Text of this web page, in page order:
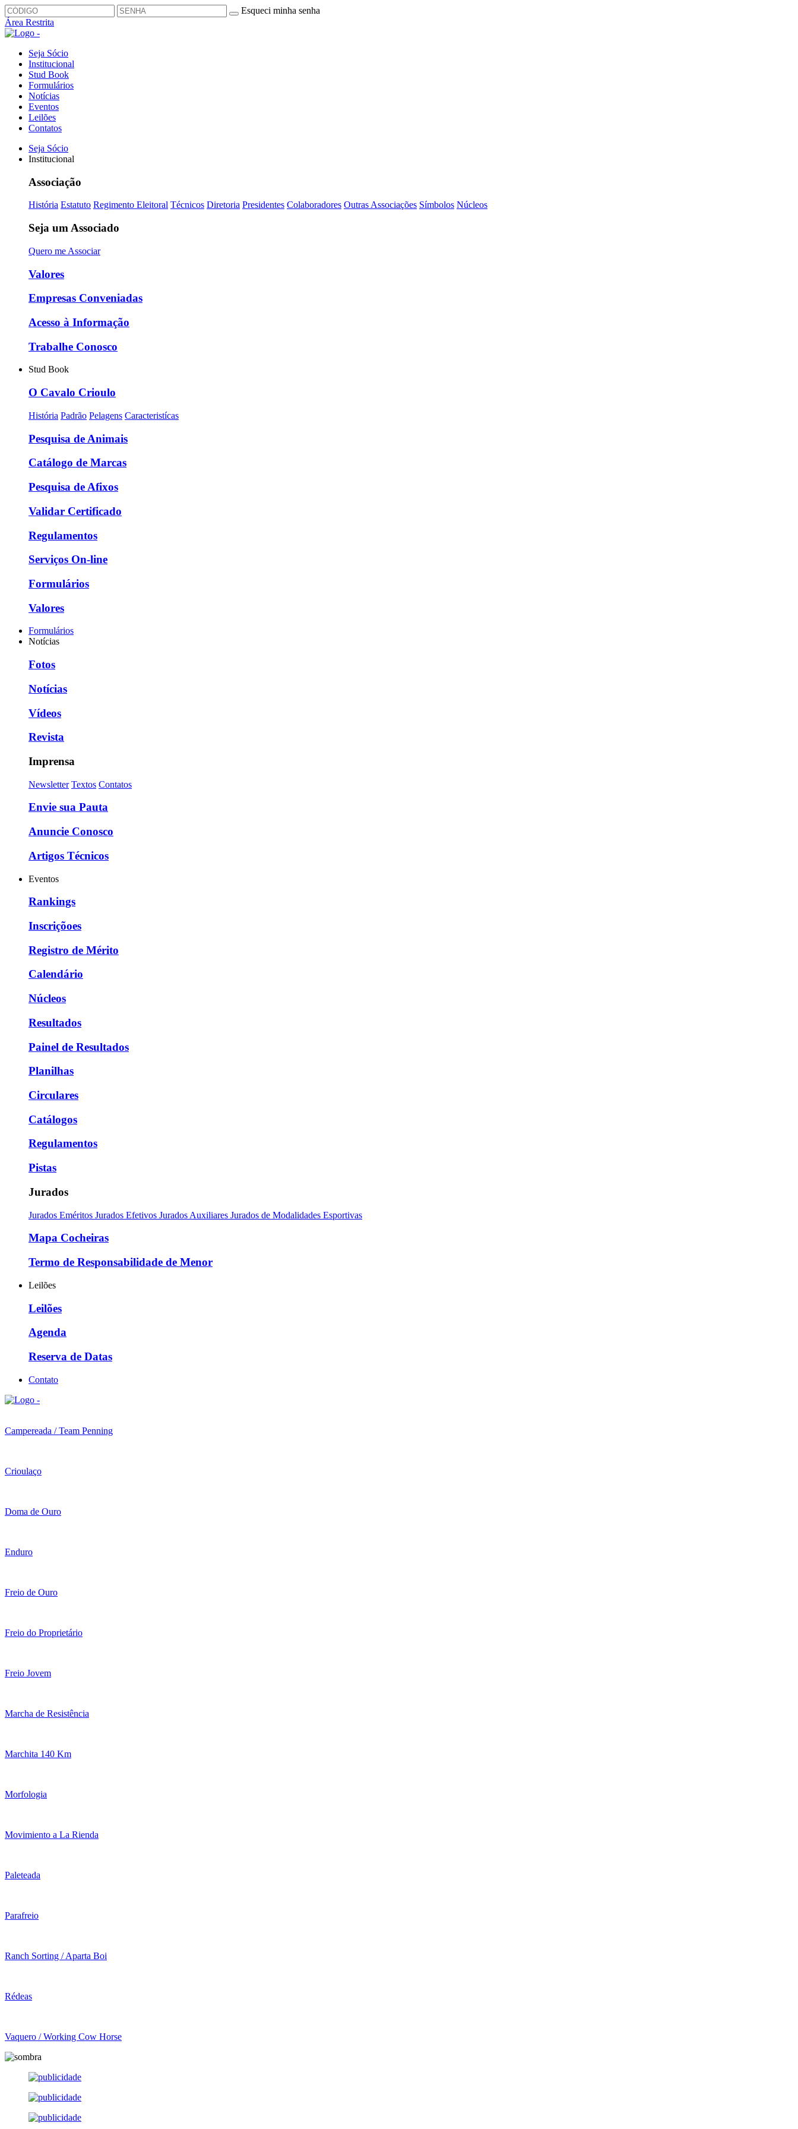
Esqueci minha senha
Área Restrita
Seja Sócio
Institucional
Stud Book
Formulários
Notícias
Eventos
Leilões
Contatos
Seja Sócio
Institucional
Associação
História Estatuto Regimento Eleitoral Técnicos Diretoria Presidentes Colaboradores Outras Associações Símbolos Núcleos
Seja um Associado
Quero me Associar
Valores
Empresas Conveniadas
Acesso à Informação
Trabalhe Conosco
Stud Book
O Cavalo Crioulo
História Padrão Pelagens Caracteristícas
Pesquisa de Animais
Catálogo de Marcas
Pesquisa de Afixos
Validar Certificado
Regulamentos
Serviços On-line
Formulários
Valores
Formulários
Notícias
Fotos
Notícias
Vídeos
Revista
Imprensa
Newsletter Textos Contatos
Envie sua Pauta
Anuncie Conosco
Artigos Técnicos
Eventos
Rankings
Inscriçõoes
Registro de Mérito
Calendário
Núcleos
Resultados
Painel de Resultados
Planilhas
Circulares
Catálogos
Regulamentos
Pistas
Jurados
Jurados Eméritos Jurados Efetivos Jurados Auxiliares Jurados de Modalidades Esportivas
Mapa Cocheiras
Termo de Responsabilidade de Menor
Leilões
Leilões
Agenda
Reserva de Datas
Contato
Campereada / Team Penning
Crioulaço
Doma de Ouro
Enduro
Freio de Ouro
Freio do Proprietário
Freio Jovem
Marcha de Resistência
Marchita 140 Km
Morfologia
Movimiento a La Rienda
Paleteada
Parafreio
Ranch Sorting / Aparta Boi
Rédeas
Vaquero / Working Cow Horse